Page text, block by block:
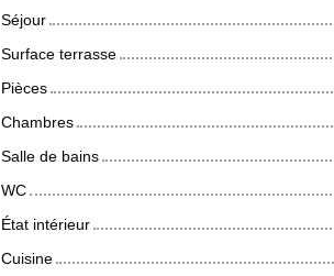
Séjour
Surface terrasse
Pièces
Chambres
Salle de bains
WC
État intérieur
Cuisine